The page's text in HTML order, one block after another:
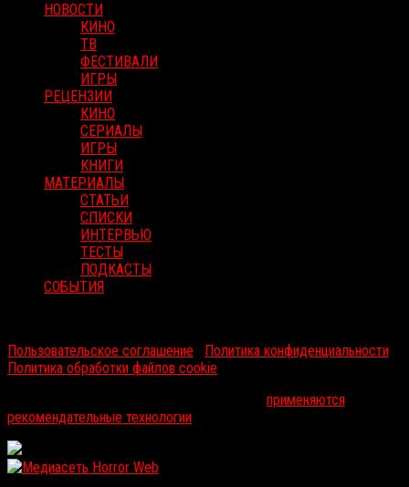
НОВОСТИ
КИНО
ТВ
ФЕСТИВАЛИ
ИГРЫ
РЕЦЕНЗИИ
КИНО
СЕРИАЛЫ
ИГРЫ
КНИГИ
МАТЕРИАЛЫ
СТАТЬИ
СПИСКИ
ИНТЕРВЬЮ
ТЕСТЫ
ПОДКАСТЫ
СОБЫТИЯ
Пользовательское соглашение
Политика конфиденциальности
Политика обработки файлов cookie
применяются
рекомендательные технологии